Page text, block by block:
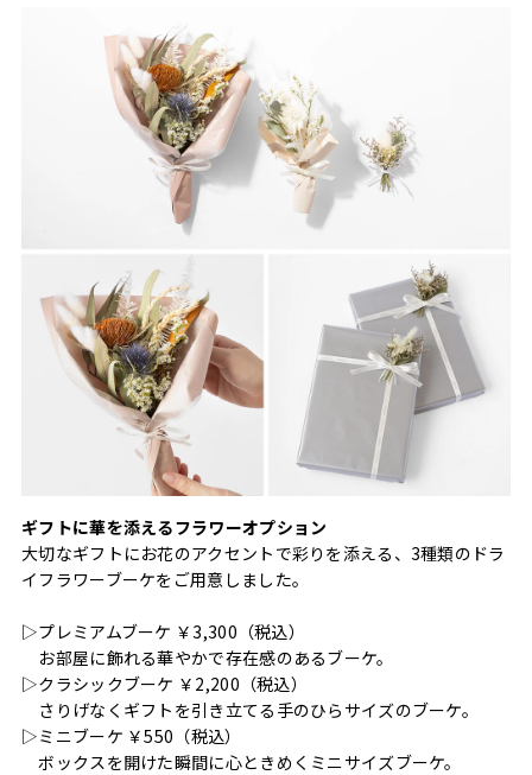
ギフトに華を添えるフラワーオプション
大切なギフトにお花のアクセントで彩りを添える、3種類のドラ
イフラワーブーケをご用意しました。
▷プレミアムブーケ ￥3,300（税込）
お部屋に飾れる華やかで存在感のあるブーケ。
▷クラシックブーケ ￥2,200（税込）
さりげなくギフトを引き立てる手のひらサイズのブーケ。
▷ミニブーケ ￥550（税込）
ボックスを開けた瞬間に心ときめくミニサイズブーケ。